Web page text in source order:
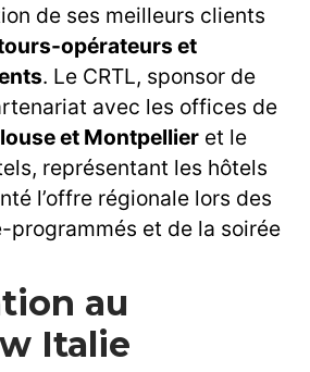
de ses meilleurs clients
opérateurs et
. Le CRTL, sponsor de
avec les offices de
et Montpellier et le
représentant les hôtels
l’offre régionale lors des
programmés et de la soirée
au
Italie